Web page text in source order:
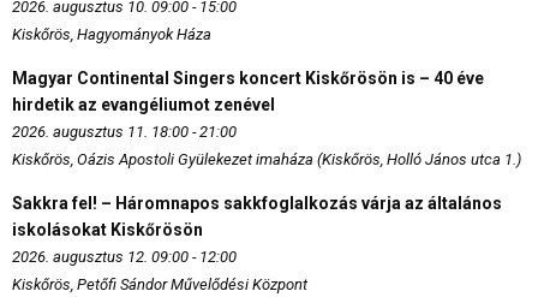
2026. augusztus 10. 09:00 - 15:00
Kiskőrös, Hagyományok Háza
Magyar Continental Singers koncert Kiskőrösön is – 40 éve
hirdetik az evangéliumot zenével
2026. augusztus 11. 18:00 - 21:00
Kiskőrös, Oázis Apostoli Gyülekezet imaháza (Kiskőrös, Holló János utca 1.)
Sakkra fel! – Háromnapos sakkfoglalkozás várja az általános
iskolásokat Kiskőrösön
2026. augusztus 12. 09:00 - 12:00
Kiskőrös, Petőfi Sándor Művelődési Központ